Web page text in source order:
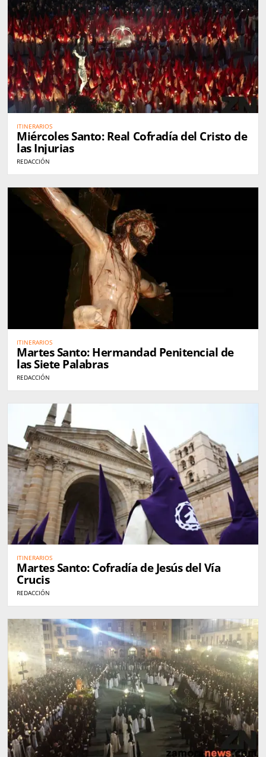
ITINERARIOS
Miércoles Santo: Real Cofradía del Cristo de
las Injurias
REDACCIÓN
ITINERARIOS
Martes Santo: Hermandad Penitencial de
las Siete Palabras
REDACCIÓN
ITINERARIOS
Martes Santo: Cofradía de Jesús del Vía
Crucis
REDACCIÓN